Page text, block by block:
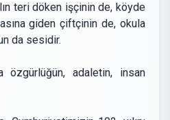
teri döken işçinin de, köyde
giden çiftçinin de, okula
da sesidir.
adaletin, insan